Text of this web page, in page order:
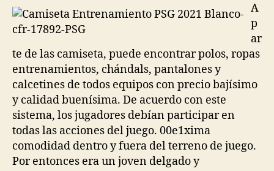
A
p
ar
te de las camiseta, puede encontrar polos, ropas
entrenamientos, chándals, pantalones y
calcetines de todos equipos con precio bajísimo
y calidad buenísima. De acuerdo con este
sistema, los jugadores debían participar en
todas las acciones del juego. 00e1xima
comodidad dentro y fuera del terreno de juego.
Por entonces era un joven delgado y